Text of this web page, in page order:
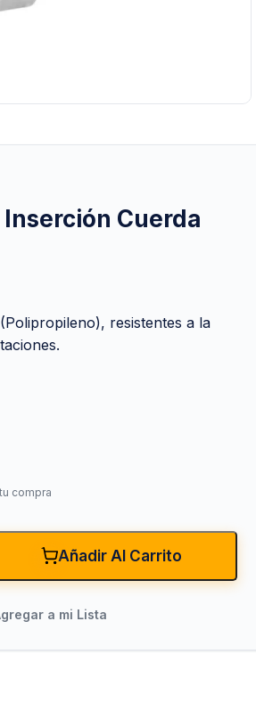
Cuerda
resistentes a la
compra
Añadir Al Carrito
a mi Lista